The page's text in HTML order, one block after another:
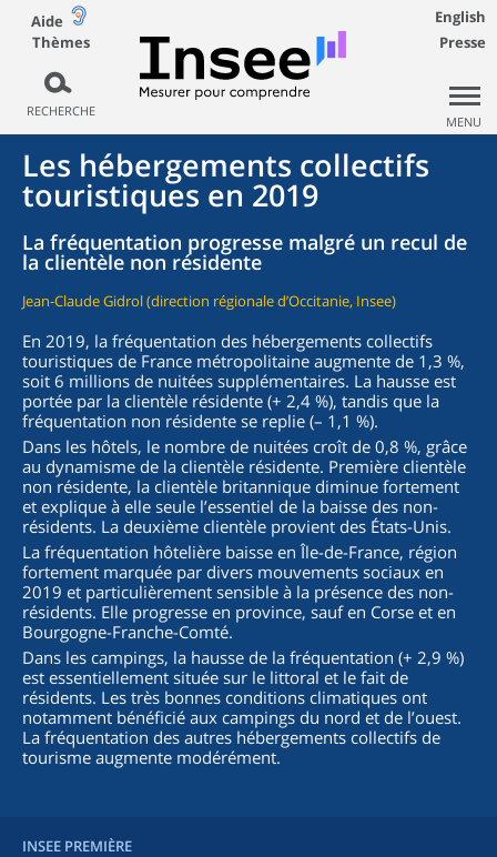
Aide
Thèmes
RECHERCHE
English
Presse
MENU
Les hébergements collectifs
touristiques en 2019
La fréquentation progresse malgré un recul de
la clientèle non résidente
Jean-Claude Gidrol (direction régionale d’Occitanie, Insee)
En 2019, la fréquentation des hébergements collectifs
touristiques de France métropolitaine augmente de 1,3 %,
soit 6 millions de nuitées supplémentaires. La hausse est
portée par la clientèle résidente (+ 2,4 %), tandis que la
fréquentation non résidente se replie (– 1,1 %).
Dans les hôtels, le nombre de nuitées croît de 0,8 %, grâce
au dynamisme de la clientèle résidente. Première clientèle
non résidente, la clientèle britannique diminue fortement
et explique à elle seule l’essentiel de la baisse des non-
résidents. La deuxième clientèle provient des États-Unis.
La fréquentation hôtelière baisse en Île-de-France, région
fortement marquée par divers mouvements sociaux en
2019 et particulièrement sensible à la présence des non-
résidents. Elle progresse en province, sauf en Corse et en
Bourgogne-Franche-Comté.
Dans les campings, la hausse de la fréquentation (+ 2,9 %)
est essentiellement située sur le littoral et le fait de
résidents. Les très bonnes conditions climatiques ont
notamment bénéficié aux campings du nord et de l’ouest.
La fréquentation des autres hébergements collectifs de
tourisme augmente modérément.
INSEE PREMIÈRE